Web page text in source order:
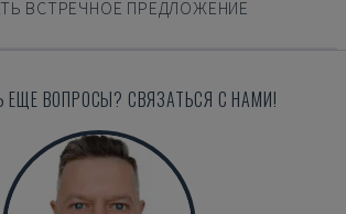
ВСТРЕЧНОЕ ПРЕДЛОЖЕНИЕ
ЕЩЕ ВОПРОСЫ? СВЯЗАТЬСЯ С НАМИ!